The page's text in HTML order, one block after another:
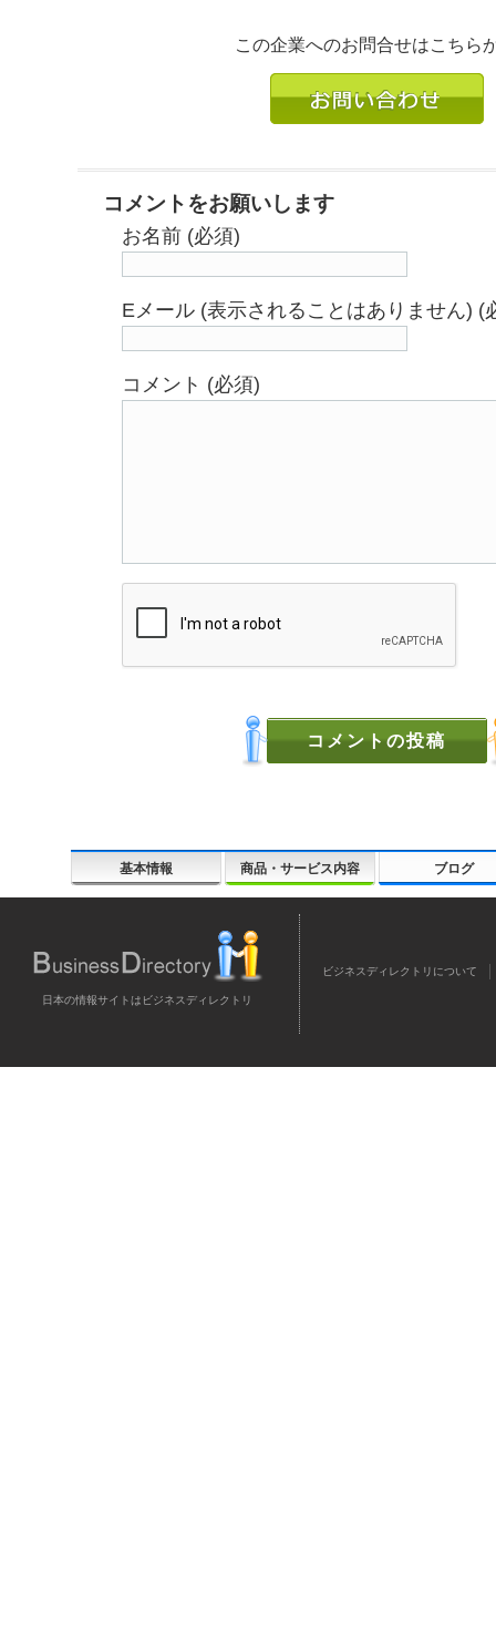
この企業へのお問合せはこちら
コメントをお願いします
お名前 (必須)
Eメール (表示されることはありません) (
コメント (必須)
基本情報 商品・サービス内容 ブログ
日本の情報サイトはビジネスディレクトリ
ビジネスディレクトリについて